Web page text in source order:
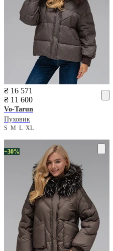
₴ 16 571
₴ 11 600
Vo-Tarun
Пуховик
S M L XL
−30%